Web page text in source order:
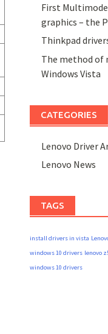
First
graphics – the
Thinkpad
The method of
Windows Vista
CATEGORIES
Lenovo Driver
Lenovo News
TAGS
install drivers in vista
windows 10 drivers lenovo
windows 10 drivers